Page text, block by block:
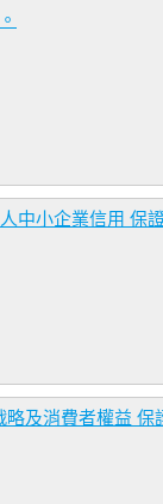
中小企業信用 保
及消費者權益